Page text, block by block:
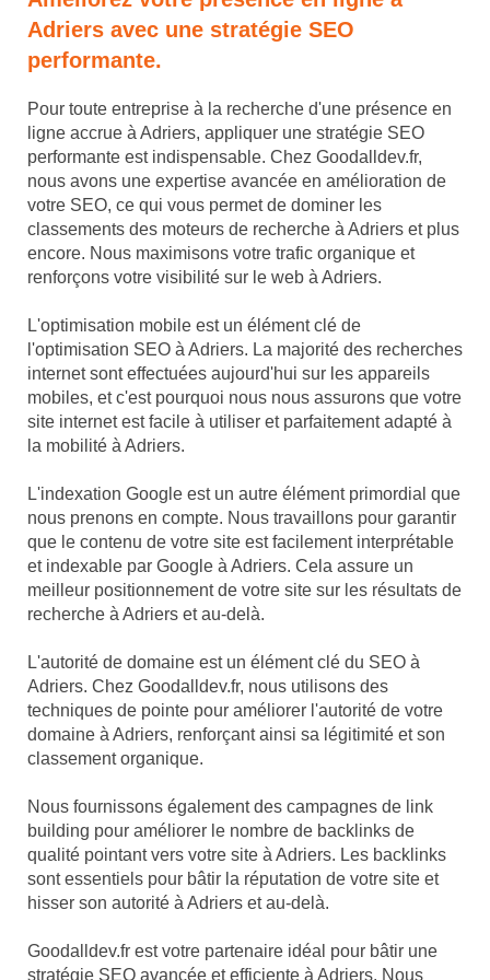
Adriers avec une stratégie SEO
performante.
Pour toute entreprise à la recherche d'une présence en
ligne accrue à Adriers, appliquer une stratégie SEO
performante est indispensable. Chez Goodalldev.fr,
nous avons une expertise avancée en amélioration de
votre SEO, ce qui vous permet de dominer les
classements des moteurs de recherche à Adriers et plus
encore. Nous maximisons votre trafic organique et
renforçons votre visibilité sur le web à Adriers.
L'optimisation mobile est un élément clé de
l'optimisation SEO à Adriers. La majorité des recherches
internet sont effectuées aujourd'hui sur les appareils
mobiles, et c'est pourquoi nous nous assurons que votre
site internet est facile à utiliser et parfaitement adapté à
la mobilité à Adriers.
L'indexation Google est un autre élément primordial que
nous prenons en compte. Nous travaillons pour garantir
que le contenu de votre site est facilement interprétable
et indexable par Google à Adriers. Cela assure un
meilleur positionnement de votre site sur les résultats de
recherche à Adriers et au-delà.
L'autorité de domaine est un élément clé du SEO à
Adriers. Chez Goodalldev.fr, nous utilisons des
techniques de pointe pour améliorer l'autorité de votre
domaine à Adriers, renforçant ainsi sa légitimité et son
classement organique.
Nous fournissons également des campagnes de link
building pour améliorer le nombre de backlinks de
qualité pointant vers votre site à Adriers. Les backlinks
sont essentiels pour bâtir la réputation de votre site et
hisser son autorité à Adriers et au-delà.
Goodalldev.fr est votre partenaire idéal pour bâtir une
stratégie SEO avancée et efficiente à Adriers. Nous